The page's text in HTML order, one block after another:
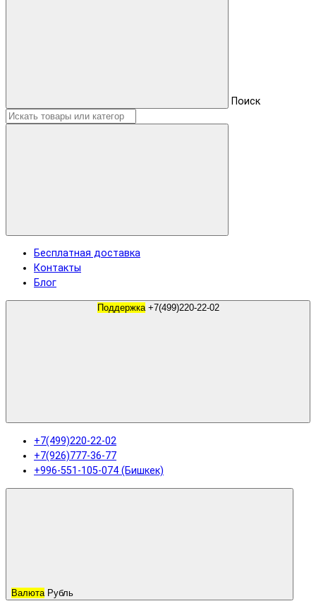
Поиск
Бесплатная доставка
Контакты
Блог
Поддержка +7(499)220-22-02
+7(499)220-22-02
+7(926)777-36-77
+996-551-105-074 (Бишкек)
Валюта Рубль